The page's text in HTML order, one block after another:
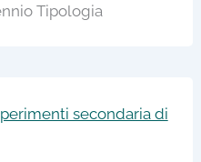
Tipologia
secondaria di